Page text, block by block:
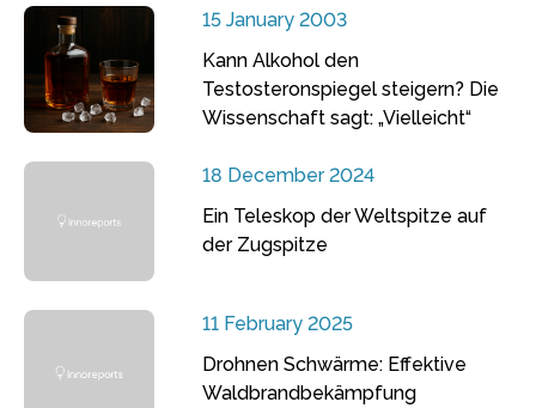
15 January 2003
Kann Alkohol den
Testosteronspiegel steigern? Die
Wissenschaft sagt: „Vielleicht“
18 December 2024
Ein Teleskop der Weltspitze auf
der Zugspitze
11 February 2025
Drohnen Schwärme: Effektive
Waldbrandbekämpfung